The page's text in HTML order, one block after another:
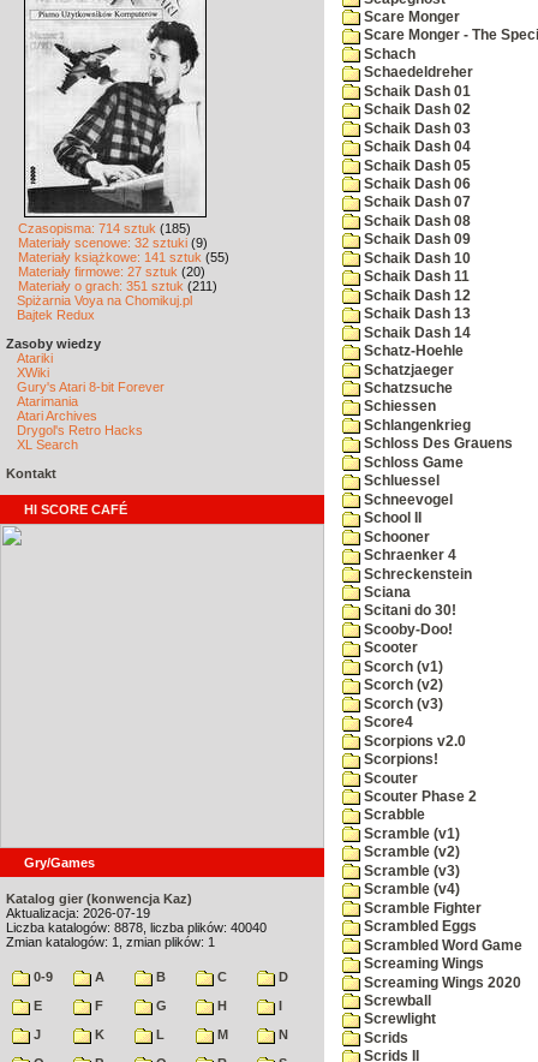
Czasopisma: 714 sztuk (185)
Materiały scenowe: 32 sztuki (9)
Materiały książkowe: 141 sztuk (55)
Materiały firmowe: 27 sztuk (20)
Materiały o grach: 351 sztuk (211)
Spiżarnia Voya na Chomikuj.pl
Bajtek Redux
Zasoby wiedzy
Atariki
XWiki
Gury's Atari 8-bit Forever
Atarimania
Atari Archives
Drygol's Retro Hacks
XL Search
Kontakt
HI SCORE CAFÉ
Gry/Games
Katalog gier (konwencja Kaz)
Aktualizacja: 2026-07-19
Liczba katalogów: 8878, liczba plików: 40040
Zmian katalogów: 1, zmian plików: 1
0-9 A B C
D
E
F G H
I
J
K L M
N
Scare Monger
Scare Monger - The
Schach
Schaedeldreher
Schaik Dash 01
Schaik Dash 02
Schaik Dash 03
Schaik Dash 04
Schaik Dash 05
Schaik Dash 06
Schaik Dash 07
Schaik Dash 08
Schaik Dash 09
Schaik Dash 10
Schaik Dash 11
Schaik Dash 12
Schaik Dash 13
Schaik Dash 14
Schatz-Hoehle
Schatzjaeger
Schatzsuche
Schiessen
Schlangenkrieg
Schloss Des Grauens
Schloss Game
Schluessel
Schneevogel
School II
Schooner
Schraenker 4
Schreckenstein
Sciana
Scitani do 30!
Scooby-Doo!
Scooter
Scorch (v1)
Scorch (v2)
Scorch (v3)
Score4
Scorpions v2.0
Scorpions!
Scouter
Scouter Phase 2
Scrabble
Scramble (v1)
Scramble (v2)
Scramble (v3)
Scramble (v4)
Scramble Fighter
Scrambled Eggs
Scrambled Word Game
Screaming Wings
Screaming Wings 2020
Screwball
Screwlight
Scrids
Scrids II